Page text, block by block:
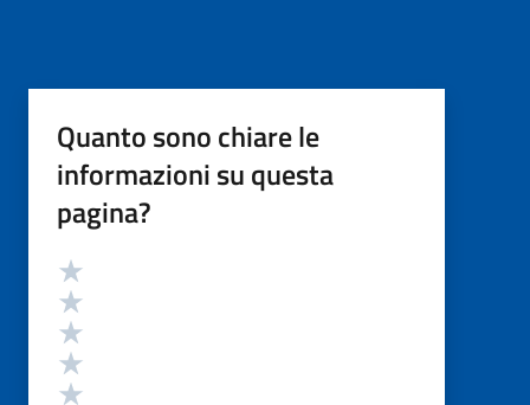
Quanto sono chiare le
informazioni su questa
pagina?
Valutazione